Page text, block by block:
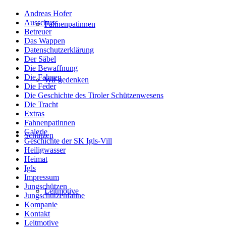
Fahnenpatinnen
Wir gedenken
Schützen
Leitmotive
Andreas Hofer
Ausschuss
Betreuer
Das Wappen
Datenschutzerklärung
Der Säbel
Die Bewaffnung
Die Fahnen
Die Feder
Die Geschichte des Tiroler Schützenwesens
Die Tracht
Extras
Fahnenpatinnen
Galerie
Geschichte der SK Igls-Vill
Heiligwasser
Heimat
Igls
Impressum
Jungschützen
Jungschützenfahne
Kompanie
Kontakt
Leitmotive